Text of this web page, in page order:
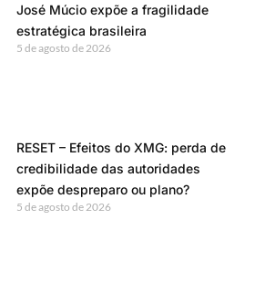
José Múcio expõe a fragilidade
estratégica brasileira
5 de agosto de 2026
RESET – Efeitos do XMG: perda de
credibilidade das autoridades
expõe despreparo ou plano?
5 de agosto de 2026